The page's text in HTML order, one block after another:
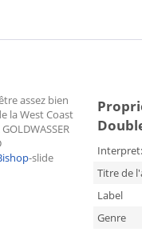
assez bien
la West Coast
-slide
Interpret:
Titre de
Label
Genre